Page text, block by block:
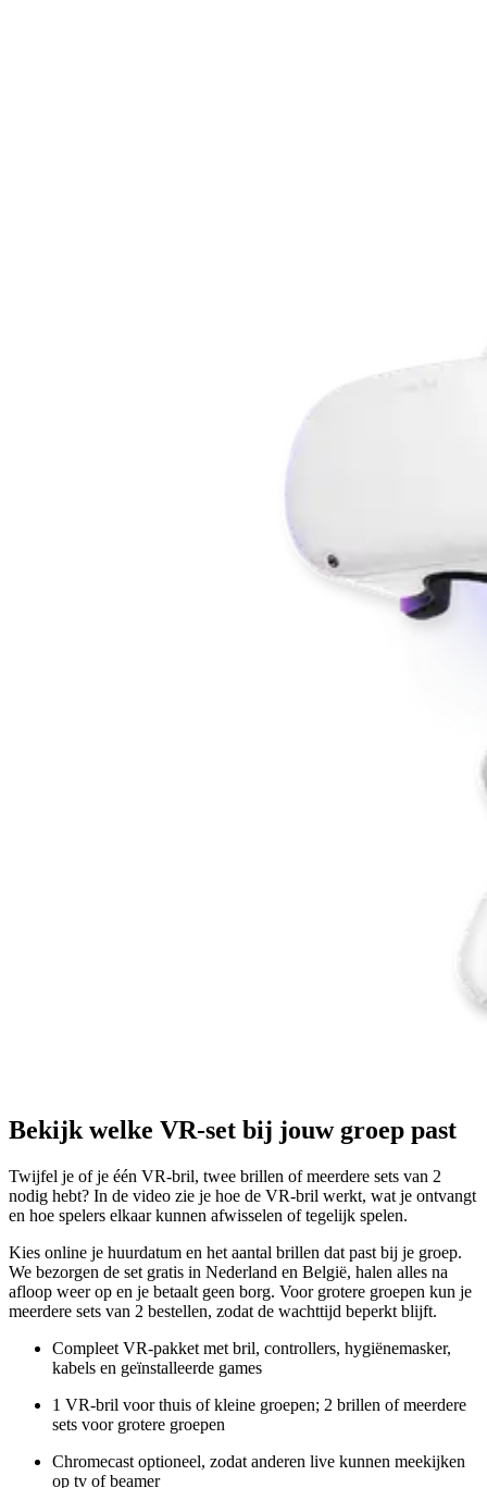
Bekijk welke VR-set bij jouw groep past
Twijfel je of je één VR-bril, twee brillen of meerdere sets van 2
nodig hebt? In de video zie je hoe de VR-bril werkt, wat je ontvangt
en hoe spelers elkaar kunnen afwisselen of tegelijk spelen.
Kies online je huurdatum en het aantal brillen dat past bij je groep.
We bezorgen de set gratis in Nederland en België, halen alles na
afloop weer op en je betaalt geen borg. Voor grotere groepen kun je
meerdere sets van 2 bestellen, zodat de wachttijd beperkt blijft.
Compleet VR-pakket met bril, controllers, hygiënemasker,
kabels en geïnstalleerde games
1 VR-bril voor thuis of kleine groepen; 2 brillen of meerdere
sets voor grotere groepen
Chromecast optioneel, zodat anderen live kunnen meekijken
op tv of beamer